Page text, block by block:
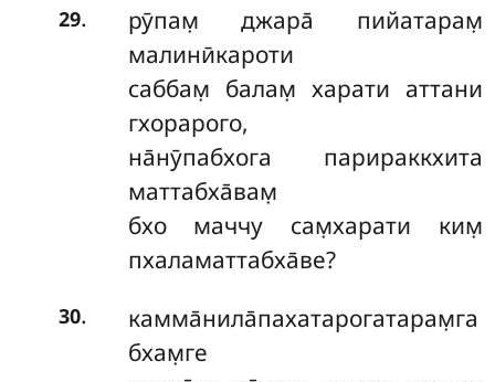
29.
рӯпам̣ джара̄ пийатарам̣
малинӣкароти
саббам̣ балам̣ харати аттани
гхорарого,
на̄нӯпабхога парираккхита
маттабха̄вам̣
бхо маччу сам̣харати ким̣
пхаламаттабха̄ве?
30.
камма̄нила̄пахатарогатарам̣га
бхам̣ге